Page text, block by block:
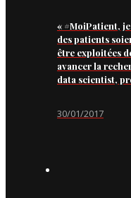
« #MoiPatient,
des patients
être exploitées
avancer la
data scientist,
30/01/2017